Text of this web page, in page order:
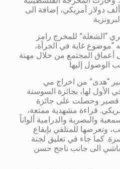
على جائزة نقدية قدرها 15 ألف دولار أمريكي، إضافة الى
“الشغلة” للمخرج رامز
“موضوع غاية في الجرأة،
أعماق المجتمع من خلال مهنة
“هدى” من اخراج مي
الأول لها، بجائزة السوسنة
قصير وحصلت على جائزة
دولار أمريكي. قراءة مشهدية ممتعة،
والبصرية والدرامية ألواناً
وتعرضها للمتلقي بإيقاع
كما جاء في تعليق لجنة
الى جانب ناجح حسن